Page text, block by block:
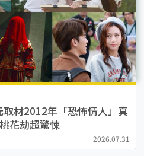
材2012年「恐怖情人」真
花劫超驚悚
2026.07.31